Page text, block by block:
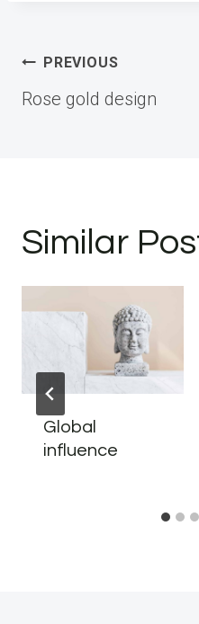
Post
navigation
PREVIOUS
Rose gold design
Similar
Global
influence